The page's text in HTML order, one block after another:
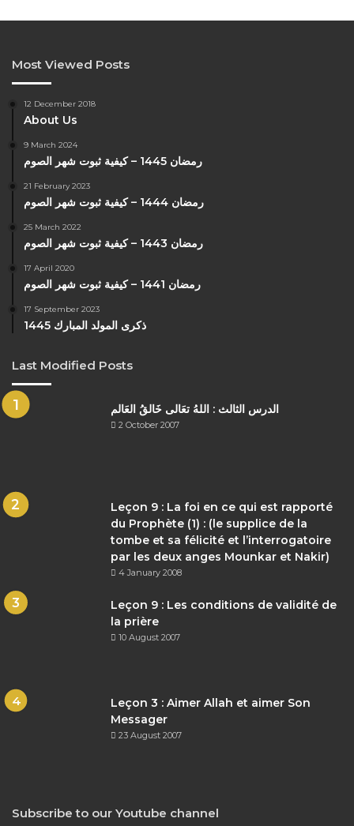
Most Viewed Posts
12 December 2018
About Us
9 March 2024
رمضان 1445 – كيفية ثبوت شهر الصوم
21 February 2023
رمضان 1444 – كيفية ثبوت شهر الصوم
25 March 2022
رمضان 1443 – كيفية ثبوت شهر الصوم
17 April 2020
رمضان 1441 – كيفية ثبوت شهر الصوم
17 September 2023
ذكرى المولد المبارك 1445
Last Modified Posts
الدرس الثالث : اللهُ تعَالى خَالقُ العَالم
2 October 2007
Leçon 9 : La foi en ce qui est rapporté
du Prophète (1) : (le supplice de la
tombe et sa félicité et l’interrogatoire
par les deux anges Mounkar et Nakir)
4 January 2008
Leçon 9 : Les conditions de validité de
la prière
10 August 2007
Leçon 3 : Aimer Allah et aimer Son
Messager
23 August 2007
Subscribe to our Youtube channel